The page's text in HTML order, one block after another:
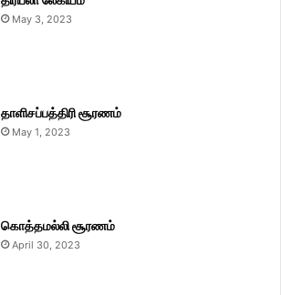
May 3, 2023
தாளிசப்பத்திரி சூரணம்
May 1, 2023
கொத்தமல்லி சூரணம்
April 30, 2023